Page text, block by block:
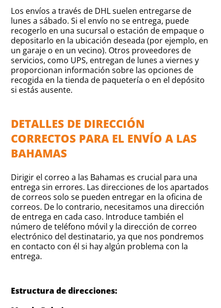
Los envíos a través de DHL suelen entregarse de
lunes a sábado. Si el envío no se entrega, puede
recogerlo en una sucursal o estación de empaque o
depositarlo en la ubicación deseada (por ejemplo, en
un garaje o en un vecino). Otros proveedores de
servicios, como UPS, entregan de lunes a viernes y
proporcionan información sobre las opciones de
recogida en la tienda de paquetería o en el depósito
si estás ausente.
DETALLES DE DIRECCIÓN
CORRECTOS PARA EL ENVÍO A LAS
BAHAMAS
Dirigir el correo a las Bahamas es crucial para una
entrega sin errores. Las direcciones de los apartados
de correos solo se pueden entregar en la oficina de
correos. De lo contrario, necesitamos una dirección
de entrega en cada caso. Introduce también el
número de teléfono móvil y la dirección de correo
electrónico del destinatario, ya que nos pondremos
en contacto con él si hay algún problema con la
entrega.
Estructura de direcciones: